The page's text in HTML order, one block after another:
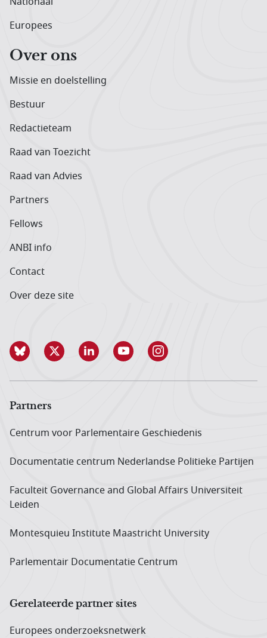
Europees
Over ons
Missie en doelstelling
Bestuur
Redactieteam
Raad van Toezicht
Raad van Advies
Partners
Fellows
ANBI info
Contact
Over deze site
Partners
Centrum voor Parlementaire Geschiedenis
Documentatie centrum Neder­landse Politieke Partijen
Faculteit Governance and Global Affairs Universiteit
Leiden
Montesquieu Institute Maastricht University
Parlementair Documentatie Centrum
Gerelateerde partner sites
Europees onderzoeks­netwerk